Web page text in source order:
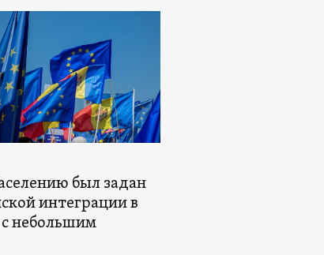
был задан
интеграции в
небольшим